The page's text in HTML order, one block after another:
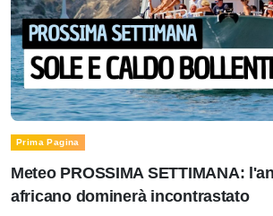
Prima Pagina
Meteo PROSSIMA SETTIMANA:
africano dominerà incontrastato